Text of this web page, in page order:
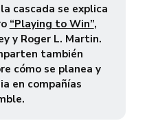
cascada se explica
“Playing to Win”,
y Roger L. Martin.
también
cómo se planea y
en compañías